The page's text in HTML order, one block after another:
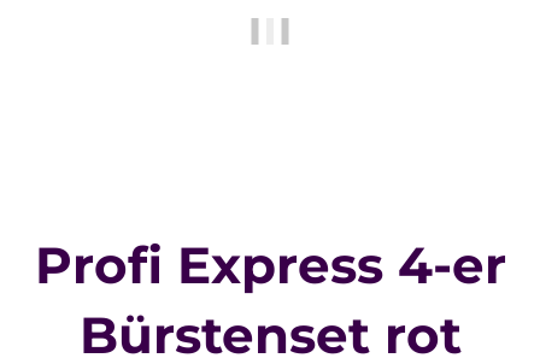
Profi Express 4-er
Bürstenset rot